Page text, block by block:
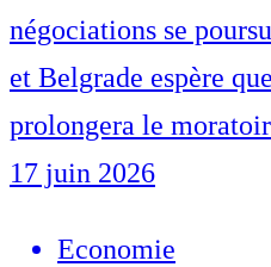
négociations se
et Belgrade espère
prolongera le
17 juin 2026
Economie